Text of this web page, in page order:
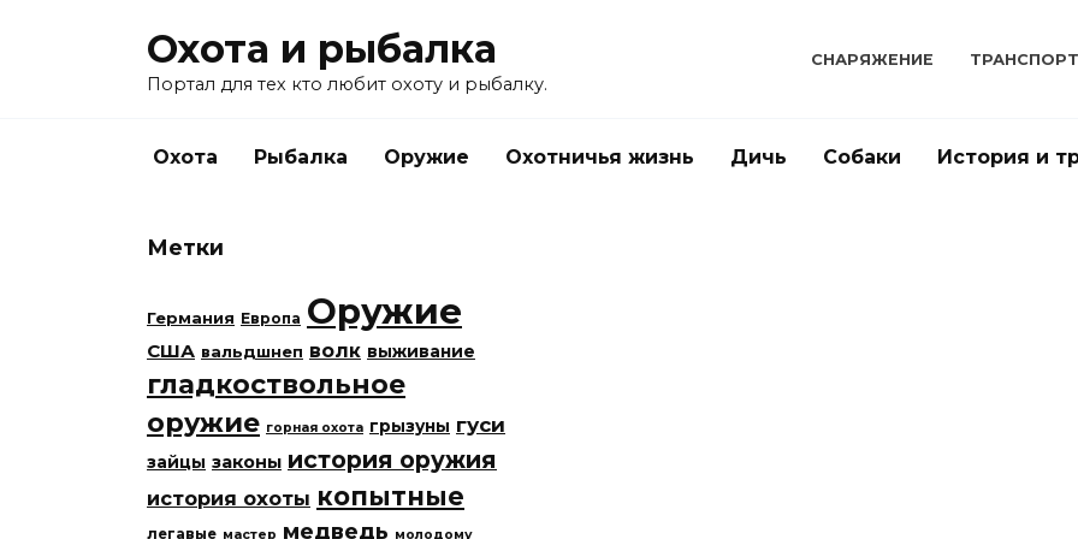
Охота и рыбалка
Портал для тех кто любит охоту и рыбалку.
СНАРЯЖЕНИЕ ТРАНСПОРТ
Охота Рыбалка Оружие Охотничья жизнь Дичь Собаки История и
Метки
Германия Европа Оружие
США вальдшнеп волк выживание
гладкоствольное
оружие горная охота грызуны гуси
зайцы законы история оружия
история охоты копытные
легавые мастер медведь молодому